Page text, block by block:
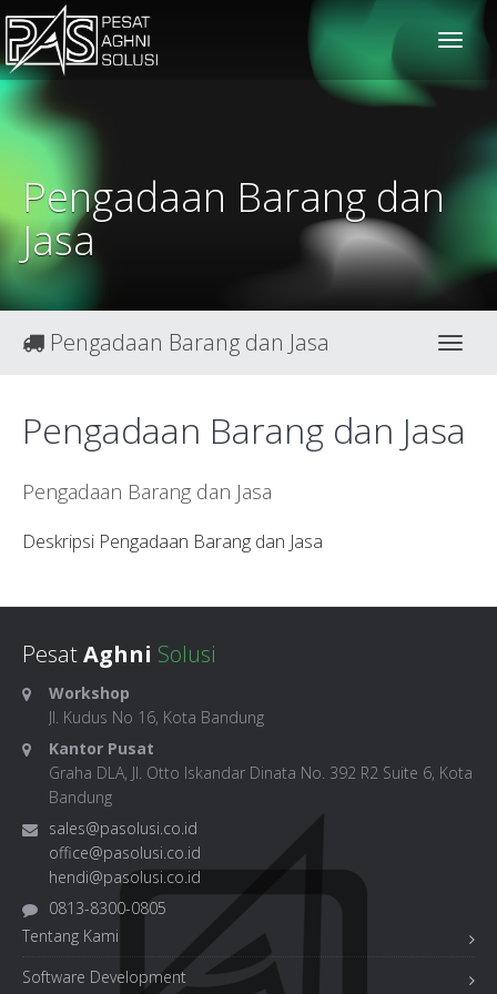
solusiteknis
Pengadaan Barang dan
Jasa
Pengadaan Barang dan Jasa
Pengadaan Barang dan Jasa
Pengadaan Barang dan Jasa
Deskripsi Pengadaan Barang dan Jasa
PesatAghni Solusi
Workshop
Jl. Kudus No 16, Kota Bandung
Kantor Pusat
Graha DLA, Jl. Otto Iskandar Dinata No. 392 R2 Suite 6, Kota
Bandung
sales@pasolusi.co.id
office@pasolusi.co.id
hendi@pasolusi.co.id
0813-8300-0805
Tentang Kami
Software Development